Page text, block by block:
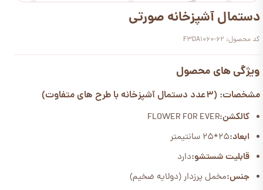
دستمال آشپزخانه صورتی
کد محصول: F3DA1060-62
ویژگی های محصول
مشخصات: (3عدد دستمال آشپزخانه با طرح های متفاوت)
کالکشن:FLOWER FOR EVER
ابعاد:25*25 سانتیمتر
قابلیت شستشو:دارد
جنس:مخمل پرزدار (دولایه ضخیم)